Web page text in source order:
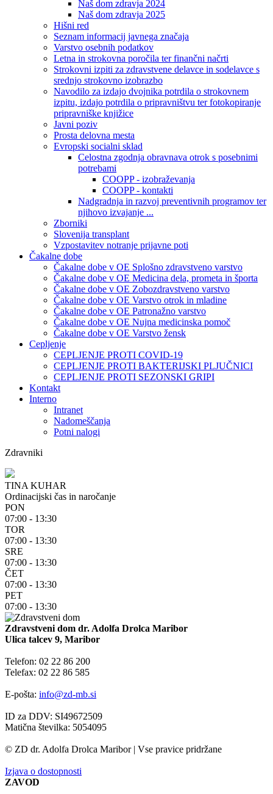
Naš dom zdravja 2024
Naš dom zdravja 2025
Hišni red
Seznam informacij javnega značaja
Varstvo osebnih podatkov
Letna in strokovna poročila ter finančni načrti
Strokovni izpiti za zdravstvene delavce in sodelavce s
srednjo strokovno izobrazbo
Navodilo za izdajo dvojnika potrdila o strokovnem
izpitu, izdajo potrdila o pripravništvu ter fotokopiranje
pripravniške knjižice
Javni poziv
Prosta delovna mesta
Evropski socialni sklad
Celostna zgodnja obravnava otrok s posebnimi
potrebami
COOPP - izobraževanja
COOPP - kontakti
Nadgradnja in razvoj preventivnih programov ter
njihovo izvajanje ...
Zborniki
Slovenija transplant
Vzpostavitev notranje prijavne poti
Čakalne dobe
Čakalne dobe v OE Splošno zdravstveno varstvo
Čakalne dobe v OE Medicina dela, prometa in športa
Čakalne dobe v OE Zobozdravstveno varstvo
Čakalne dobe v OE Varstvo otrok in mladine
Čakalne dobe v OE Patronažno varstvo
Čakalne dobe v OE Nujna medicinska pomoč
Čakalne dobe v OE Varstvo žensk
Cepljenje
CEPLJENJE PROTI COVID-19
CEPLJENJE PROTI BAKTERIJSKI PLJUČNICI
CEPLJENJE PROTI SEZONSKI GRIPI
Kontakt
Interno
Intranet
Nadomeščanja
Potni nalogi
Zdravniki
TINA KUHAR
Ordinacijski čas in naročanje
PON
07:00 - 13:30
TOR
07:00 - 13:30
SRE
07:00 - 13:30
ČET
07:00 - 13:30
PET
07:00 - 13:30
Zdravstveni dom dr. Adolfa Drolca Maribor
Ulica talcev 9, Maribor
Telefon: 02 22 86 200
Telefax: 02 22 86 585
E-pošta: info@zd-mb.si
ID za DDV: SI49672509
Matična številka: 5054095
© ZD dr. Adolfa Drolca Maribor | Vse pravice pridržane
Izjava o dostopnosti
ZAVOD